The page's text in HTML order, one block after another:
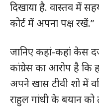
दिखाया है. वास्तव में
कोर्ट में अपना पक्ष रखें.”
जानिए कहां-कहां केस
कांग्रेस का आरोप है कि
अपने खास टीवी शो में
राहुल गांधी के बयान